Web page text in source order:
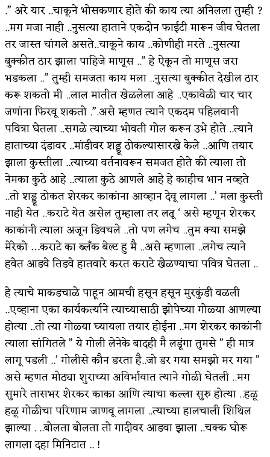
.” अरे यार ..चाकूने भोसकणार होते की काय त्या अनिलला तुम्ही ?
..मग मजा नाही ..नुसत्या हाताने एकदोन फाईटी मारून जीव घेतला
तर जास्त चांगले असते..चाकूने काय ..कोणीही मरते ..नुसत्या
बुक्कीत ठार झाला पाहिजे माणूस ..” हे ऐकून तो माणूस जरा
भडकला ..” तुम्ही समजता काय मला ..नुसत्या बुक्कीत देखील ठार
करू शकतो मी ..लाल मातीत खेळलेला आहे ..एकावेळी चार चार
जणांना फिरवू शकतो .”.असे म्हणत त्याने एकदम पहिलवानी
पवित्रा घेतला ..सगळे त्याच्या भोवती गोल करून उभे होते ..त्याने
हाताच्या दंडावर ..मांडीवर शड्डू ठोकल्यासारखे केले ..आणि तयार
झाला कुस्तीला ..त्याच्या वर्तनावरून समजत होते की त्याला तो
नेमका कुठे आहे ..त्याला कुठे आणले आहे हे काहीच भान नव्हते
..तो शड्डू ठोकत शेरकर काकांना आव्हान देवू लागला ..’ मला कुस्ती
नाही येत ..कराटे येत असेल तुम्हाला तर लढू ‘ असे म्हणून शेरकर
काकांनी त्याला अजून डिवचले ..तो पण लगेच ..तुम क्या समझे
मेरेको …कराटे का ब्लँक बेल्ट हु मै ..असे म्हणाला ..लगेच त्याने
हवेत आडवे तिडवे हातवारे करत कराटे खेळण्याचा पवित्र घेतला ..
हे त्याचे माकडचाळे पाहून आमची हसून हसून मुरकुंडी वळली
..एव्हाना एका कार्यकर्त्याने त्याच्यासाठी झोपेच्या गोळ्या आणल्या
होत्या ..तो त्या गोळ्या घ्यायला तयार होईना ..मग शेरकर काकांनी
त्याला सांगितले ” ये गोली लेनेके बादही मै लडूंगा तुमसे ” ही मात्र
लागू पडली ..’ गोलीसे कौन डरता है..जो डर गया समझो मर गया ”
असे म्हणत मोठ्या शुराच्या अविर्भावात त्याने गोळी घेतली ..मग
सुमारे तासभर शेरकर काका आणि त्याचा कल्ला सुरु होत्या ..हळू
हळू गोळीचा परिणाम जाणवू लागला ..त्याच्या हालचाली शिथिल
झाल्या . ..बोलता बोलता तो गादीवर आडवा झाला ..चक्क घोरू
लागला दहा मिनिटात .. !